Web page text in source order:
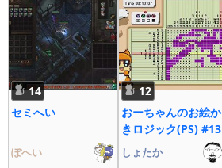
14
セミへい
ぽへい
12
おーちゃんのお絵か
きロジック(PS) #13
しょたか